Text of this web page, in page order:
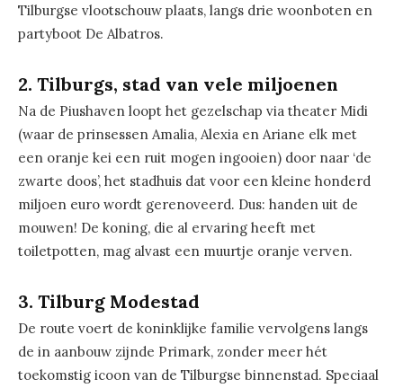
Tilburgse vlootschouw plaats, langs drie woonboten en
partyboot De Albatros.
2. Tilburgs, stad van vele miljoenen
Na de Piushaven loopt het gezelschap via theater Midi
(waar de prinsessen Amalia, Alexia en Ariane elk met
een oranje kei een ruit mogen ingooien) door naar ‘de
zwarte doos’, het stadhuis dat voor een kleine honderd
miljoen euro wordt gerenoveerd. Dus: handen uit de
mouwen! De koning, die al ervaring heeft met
toiletpotten, mag alvast een muurtje oranje verven.
3. Tilburg Modestad
De route voert de koninklijke familie vervolgens langs
de in aanbouw zijnde Primark, zonder meer hét
toekomstig icoon van de Tilburgse binnenstad. Speciaal